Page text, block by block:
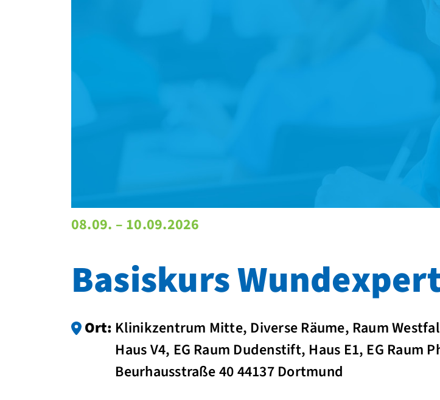
08.09. – 10.09.2026
Basiskurs
Ort: Klinikzentrum Mitte, Diverse Räume, Raum
Haus V4, EG Raum Dudenstift, Haus E1, EG Raum
Beurhausstraße 40 44137 Dortmund